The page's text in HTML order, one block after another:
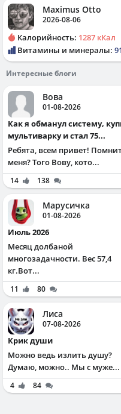
Maximus Otto
2026-08-06
Калорийность: 1287 кКал
Витамины и минералы:
Интересные блоги
Вова
01-08-2026
Как я обманул систему, купил
мультиварку и стал 75...
Ребята, всем привет!
меня? Того Вову, кото...
14 138
Марусичка
01-08-2026
Июль 2026
Месяц долбаной
многозадачности. Вес 57,4
кг.Вот...
11 80
Лиса
07-08-2026
Крик души
Можно ведь излить душу?
Думаю, можно.. Мы с муже...
4 84